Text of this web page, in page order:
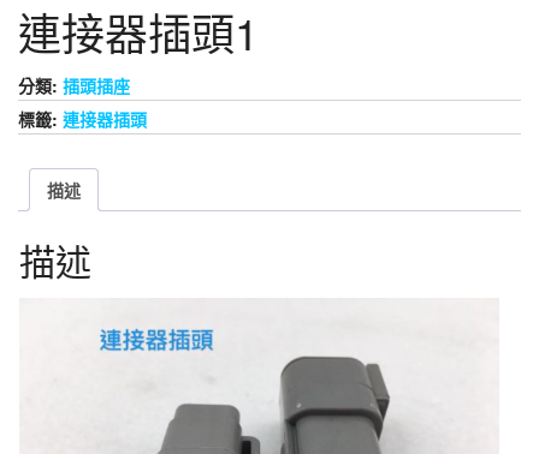
連接器插頭1
分類: 插頭插座
標籤: 連接器插頭
描述
描述